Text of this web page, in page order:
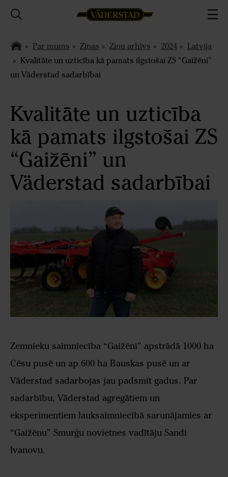
Par mums Ziņas Ziņu arhīvs 2024
Latvija
Kvalitāte un uzticība kā pamats ilgstošai ZS “Gaižēni”
un Väderstad sadarbībai
Kvalitāte un uzticība
kā pamats ilgstošai ZS
“Gaižēni” un
Väderstad sadarbībai
Zemnieku saimniecība “Gaižēni” apstrādā 1000 ha
Cēsu pusē un ap 600 ha Bauskas pusē un ar
Väderstad sadarbojas jau padsmit gadus. Par
sadarbību, Väderstad agregātiem un
eksperimentiem lauksaimniecībā sarunājamies ar
“Gaižēnu” Smurģu novietnes vadītāju Sandi
Ivanovu.